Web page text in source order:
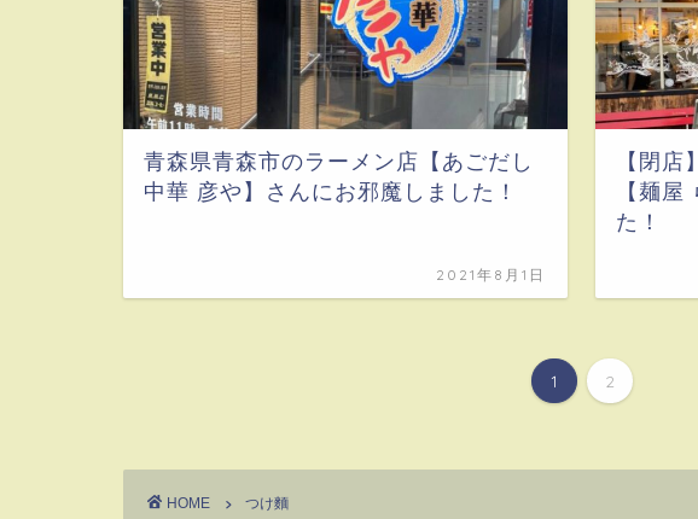
青森県青森市のラーメン店【あごだし
中華 彦や】さんにお邪魔しました！
2021年8月1日
【閉
【麺
た！
1 2
HOME つけ麵